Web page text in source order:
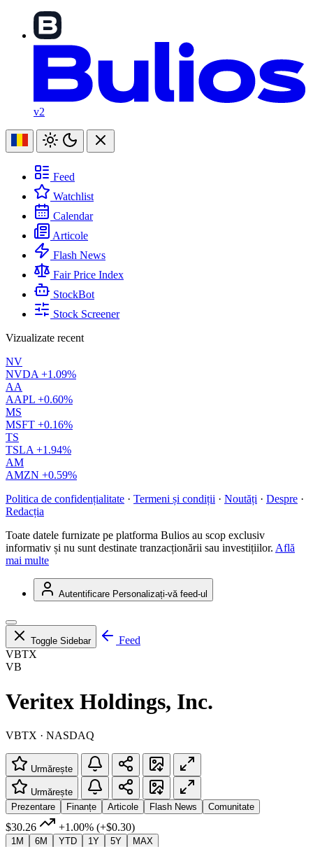
v2
Feed
Watchlist
Calendar
Articole
Flash News
Fair Price Index
StockBot
Stock Screener
Vizualizate recent
NV
NVDA +1.09%
AA
AAPL +0.60%
MS
MSFT +0.16%
TS
TSLA +1.94%
AM
AMZN +0.59%
Politica de confidențialitate · Termeni și condiții · Noutăți · Despre ·
Redacția
Toate datele furnizate pe platforma Bulios au scop exclusiv
informativ și nu sunt destinate tranzacționării sau investițiilor. Află
mai multe
Autentificare Personalizați-vă feed-ul
Toggle Sidebar
Feed
VBTX
VB
Veritex Holdings, Inc.
VBTX · NASDAQ
Urmărește
Urmărește
Prezentare
Finanțe Articole Flash News Comunitate
$30.26 +1.00% (+$0.30)
1M 6M YTD 1Y 5Y MAX